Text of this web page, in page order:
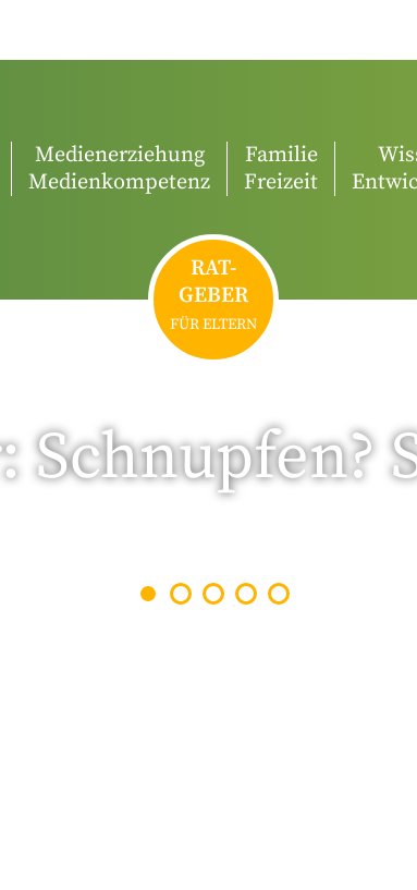
Medienerziehung
Medienkompetenz
Familie
Freizeit
RAT-
GEBER
FÜR ELTERN